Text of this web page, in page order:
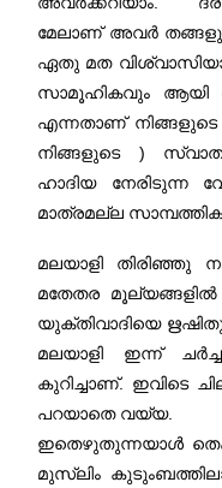
മേലാണ് അവർ
ഏതു മത
സാമൂഹികവും ആയി
എന്നതാണ്
നിങ്ങളുടെ )
ഹാദിയ നേരിടുന്ന
മാത്രമല്ല
മലയാളി തിരിഞ്ഞു
മതേതര
യുക്തിവാദിയെ
മലയാളി ഇന്ന്
കുറിച്ചാണ്. ഇവിടെ
പറയാതെ വയ്യ.
ഇതെഴുതുന്നയാൾ
മുസ്‌ലിം